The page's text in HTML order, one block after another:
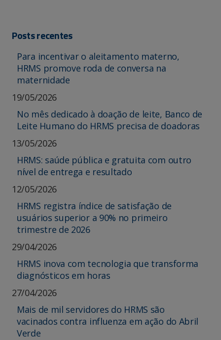
Posts recentes
Para incentivar o aleitamento materno,
HRMS promove roda de conversa na
maternidade
19/05/2026
No mês dedicado à doação de leite, Banco de
Leite Humano do HRMS precisa de doadoras
13/05/2026
HRMS: saúde pública e gratuita com outro
nível de entrega e resultado
12/05/2026
HRMS registra índice de satisfação de
usuários superior a 90% no primeiro
trimestre de 2026
29/04/2026
HRMS inova com tecnologia que transforma
diagnósticos em horas
27/04/2026
Mais de mil servidores do HRMS são
vacinados contra influenza em ação do Abril
Verde